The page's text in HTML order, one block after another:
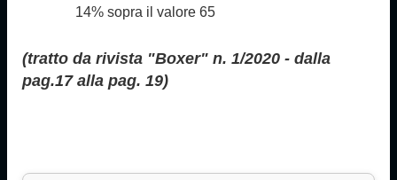
14% sopra il valore 65
(tratto da rivista "Boxer" n. 1/2020 - dalla
pag.17 alla pag. 19)